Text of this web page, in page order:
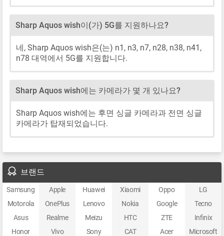
Sharp Aquos wish이(가) 5G를 지원하나요?
네, Sharp Aquos wish은(는) n1, n3, n7, n28, n38, n41,
n78 대역에서 5G를 지원합니다.
Sharp Aquos wish에는 카메라가 몇 개 있나요?
Sharp Aquos wish에는 후면 싱글 카메라과 전면 싱글
카메라가 탑재되었습니다.
브랜드
Samsung Apple Huawei Xiaomi Oppo
LG
Motorola
OnePlus Lenovo Nokia Google
Tecno
Asus
Realme Meizu HTC ZTE
Infinix
Honor
Vivo Sony CAT Acer
Microsoft